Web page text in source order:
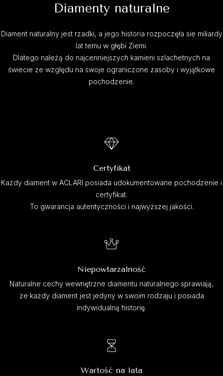
Diamenty naturalne
Diament naturalny jest rzadki, a jego historia rozpoczęła sie miliardy
lat temu w głębi Ziemi.
Dlatego należą do najcenniejszych kamieni szlachetnych na
świecie ze względu na swoje ograniczone zasoby i wyjątkowe
pochodzenie.
Certyfikat
Każdy diament w ACLARI posiada udokumentowane pochodzenie i
certyfikat.
To gwarancja autentyczności i najwyższej jakości.
Niepowtarzalność
Naturalne cechy wewnętrzne diamentu naturalnego sprawiają,
że każdy diament jest jedyny w swoim rodzaju i posiada
indywidualną historię.
Wartość na lata